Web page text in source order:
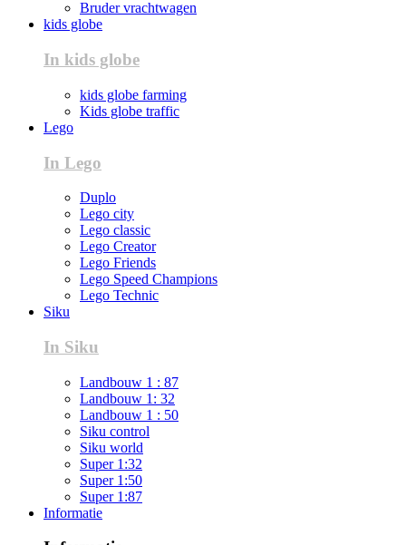
Bruder vrachtwagen
kids globe
In kids globe
kids globe farming
Kids globe traffic
Lego
In Lego
Duplo
Lego city
Lego classic
Lego Creator
Lego Friends
Lego Speed Champions
Lego Technic
Siku
In Siku
Landbouw 1 : 87
Landbouw 1: 32
Landbouw 1 : 50
Siku control
Siku world
Super 1:32
Super 1:50
Super 1:87
Informatie